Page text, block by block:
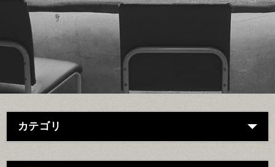
カテゴリ